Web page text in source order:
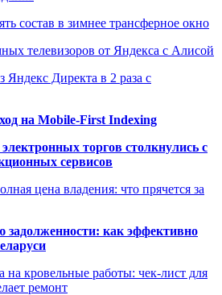
состав в зимнее трансферное окно
телевизоров от Яндекса с Алисой
Яндекс Директа в 2 раза с
на Mobile-First Indexing
торгов столкнулись с
сервисов
цена владения: что прячется за
как эффективно
на кровельные работы: чек-лист для
ремонт